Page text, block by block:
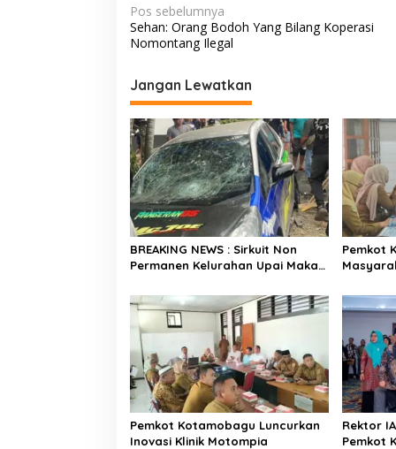
N
a
i
g
a
s
i
p
o
s
Pos sebelumnya
Sehan: Orang Bodoh Yang Bilang Koperasi
Nomontang Ilegal
Jangan Lewatkan
BREAKING NEWS : Sirkuit Non
Permanen Kelurahan Upai Makan
Kendali Tabrak Penonton
Pemkot
Pemkot Kotamobagu Luncurkan
Inovasi Klinik Motompia
Rektor
Pemkot